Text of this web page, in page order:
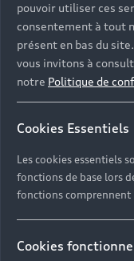
Audi Cam
Lors de
informent si une
nécessaire, grâce
pouvoir utiliser ces
consentement à tout
présent en bas du
vous invitons à
notre Politique de
Cookies Essentiels
Les cookies essentiels
fonctions de base lors
fonctions comprennent
Cookies